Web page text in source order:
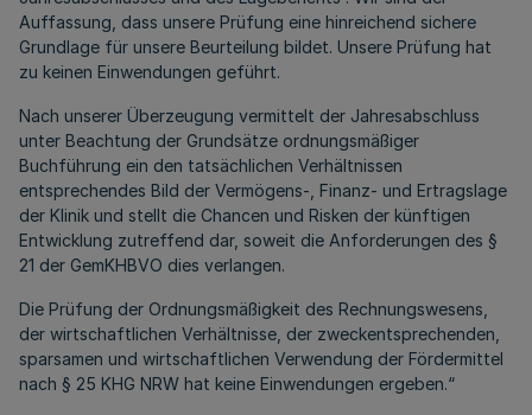
Auffassung, dass unsere Prüfung eine hinreichend sichere
Grundlage für unsere Beurteilung bildet. Unsere Prüfung hat
zu keinen Einwendungen geführt.
Nach unserer Überzeugung vermittelt der Jahresabschluss
unter Beachtung der Grundsätze ordnungsmäßiger
Buchführung ein den tatsächlichen Verhältnissen
entsprechendes Bild der Vermögens-, Finanz- und Ertragslage
der Klinik und stellt die Chancen und Risken der künftigen
Entwicklung zutreffend dar, soweit die Anforderungen des §
21 der GemKHBVO dies verlangen.
Die Prüfung der Ordnungsmäßigkeit des Rechnungswesens,
der wirtschaftlichen Verhältnisse, der zweckentsprechenden,
sparsamen und wirtschaftlichen Verwendung der Fördermittel
nach § 25 KHG NRW hat keine Einwendungen ergeben.“